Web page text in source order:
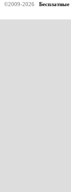
©2009-2026 Бесплатные